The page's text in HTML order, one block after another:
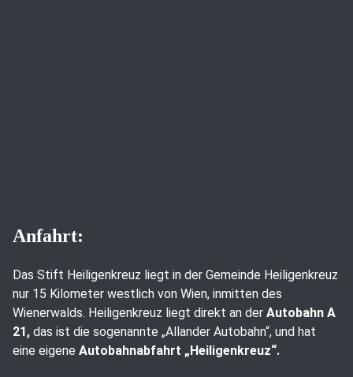
Anfahrt:
Das Stift Heiligenkreuz liegt in der Gemeinde Heiligenkreuz
nur 15 Kilometer westlich von Wien, inmitten des
Wienerwalds. Heiligenkreuz liegt direkt an der Autobahn A
21, das ist die sogenannte „Allander Autobahn“, und hat
eine eigene Autobahnabfahrt „Heiligenkreuz“.